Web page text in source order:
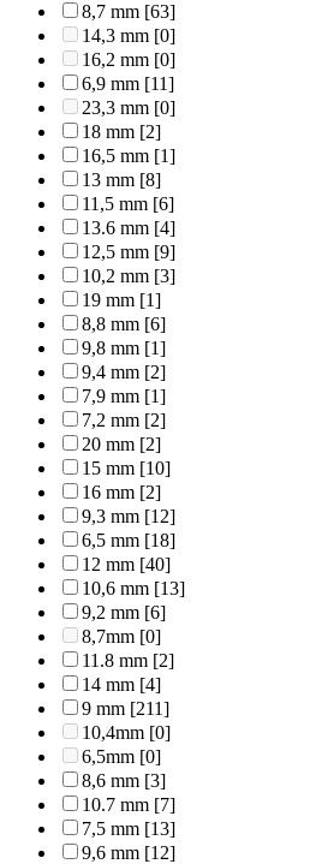
8,7 mm [63]
14,3 mm [0]
16,2 mm [0]
6,9 mm [11]
23,3 mm [0]
18 mm [2]
16,5 mm [1]
13 mm [8]
11,5 mm [6]
13.6 mm [4]
12,5 mm [9]
10,2 mm [3]
19 mm [1]
8,8 mm [6]
9,8 mm [1]
9,4 mm [2]
7,9 mm [1]
7,2 mm [2]
20 mm [2]
15 mm [10]
16 mm [2]
9,3 mm [12]
6,5 mm [18]
12 mm [40]
10,6 mm [13]
9,2 mm [6]
8,7mm [0]
11.8 mm [2]
14 mm [4]
9 mm [211]
10,4mm [0]
6,5mm [0]
8,6 mm [3]
10.7 mm [7]
7,5 mm [13]
9,6 mm [12]